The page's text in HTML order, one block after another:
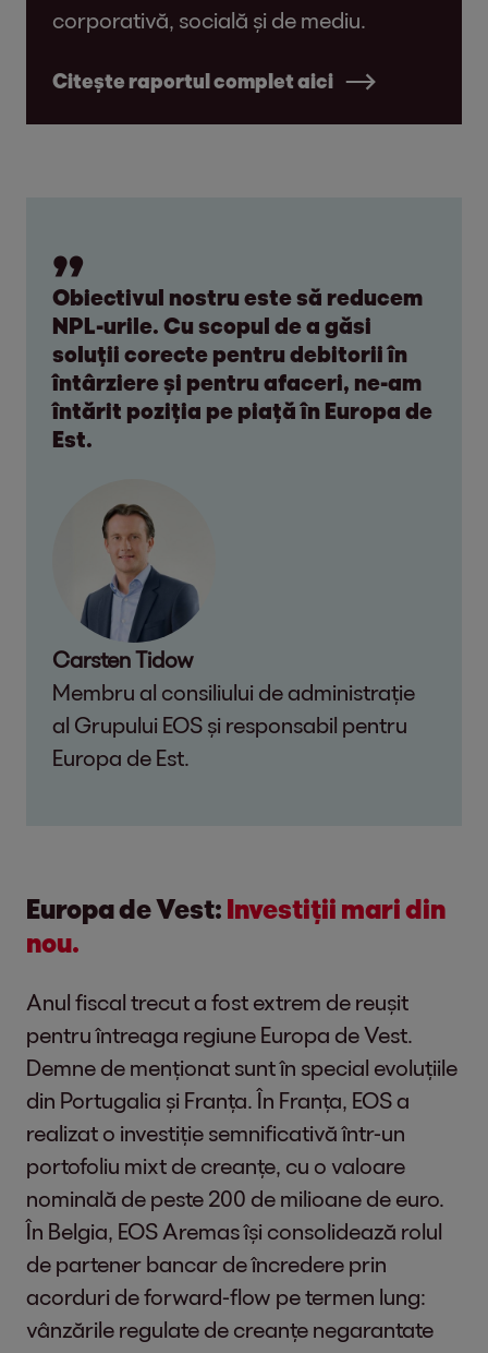
corporativă, socială și de mediu.
Citește raportul complet aici
Obiectivul nostru este să reducem
NPL-urile. Cu scopul de a găsi
soluții corecte pentru debitorii în
întârziere și pentru afaceri, ne-am
întărit poziția pe piață în Europa de
Est.
Carsten Tidow
Membru al consiliului de administrație
al Grupului EOS și responsabil pentru
Europa de Est.
Europa de Vest: Investiții mari din
nou.
Anul fiscal trecut a fost extrem de reușit
pentru întreaga regiune Europa de Vest.
Demne de menționat sunt în special evoluțiile
din Portugalia și Franța. În Franța, EOS a
realizat o investiție semnificativă într-un
portofoliu mixt de creanțe, cu o valoare
nominală de peste 200 de milioane de euro.
În Belgia, EOS Aremas își consolidează rolul
de partener bancar de încredere prin
acorduri de forward-flow pe termen lung:
vânzările regulate de creanțe negarantate